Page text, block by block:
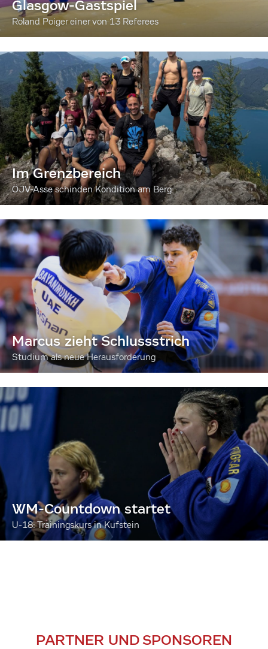
Glasgow-Gastspiel
Roland Poiger einer von 13 Referees
Im Grenzbereich
ÖJV-Asse schinden Kondition am Berg
Marcus zieht Schlussstrich
Studium als neue Herausforderung
WM-Countdown startet
U-18: Trainingskurs in Kufstein
PARTNER UND SPONSOREN